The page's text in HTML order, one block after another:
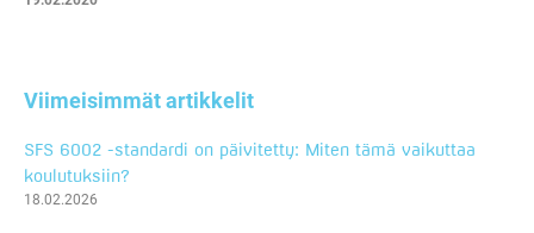
Viimeisimmät artikkelit
SFS 6002 -standardi on päivitetty: Miten tämä vaikuttaa
koulutuksiin?
18.02.2026